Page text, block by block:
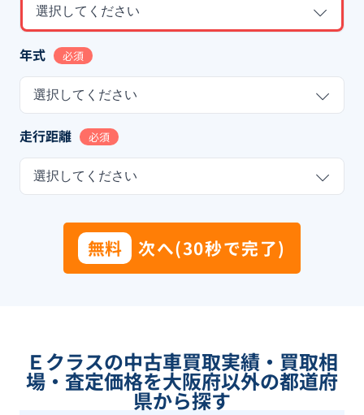
選択してください
年式 必須
選択してください
走行距離 必須
選択してください
無料 次へ(30秒で完了)
Ｅクラスの中古車買取実績・買取相
場・査定価格を大阪府以外の都道府
県から探す